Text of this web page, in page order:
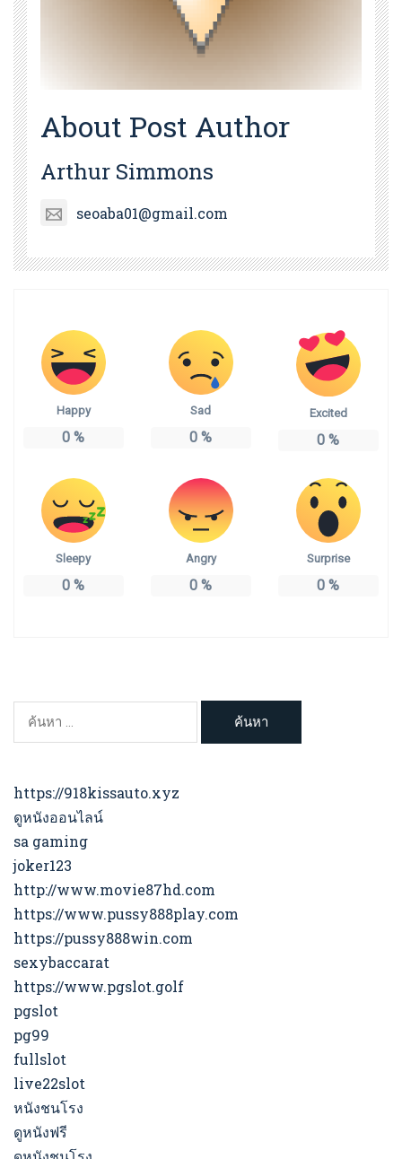
About Post Author
Arthur Simmons
seoaba01@gmail.com
Happy
0 %
Sad
0 %
Excited
0 %
Sleepy
0 %
Angry
0 %
Surprise
0 %
ค้นหา
https://918kissauto.xyz
ดูหนังออนไลน์
sa gaming
joker123
http://www.movie87hd.com
https://www.pussy888play.com
https://pussy888win.com
sexybaccarat
https://www.pgslot.golf
pgslot
pg99
fullslot
live22slot
หนังชนโรง
ดูหนังฟรี